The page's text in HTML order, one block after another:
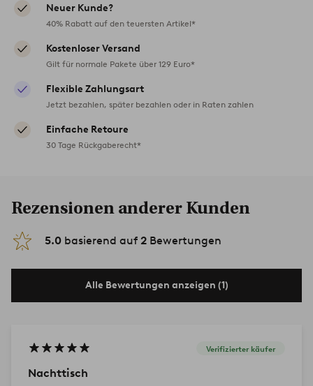
Neuer Kunde?
40% Rabatt auf den teuersten Artikel*
Kostenloser Versand
Gilt für normale Pakete über 129 Euro*
Flexible Zahlungsart
Jetzt bezahlen, später bezahlen oder in Raten zahlen
Einfache Retoure
30 Tage Rückgaberecht*
Rezensionen anderer Kunden
5.0 basierend auf 2 Bewertungen
Alle Bewertungen anzeigen (1)
Verifizierter käufer
Nachttisch